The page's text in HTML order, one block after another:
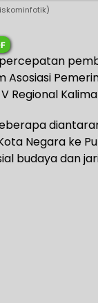
Regional
Negara ke
budaya dan